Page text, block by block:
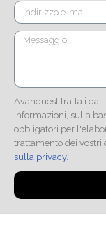
Avanquest tratta i
informazioni, sulla
obbligatori per
trattamento dei vostri
sulla privacy.